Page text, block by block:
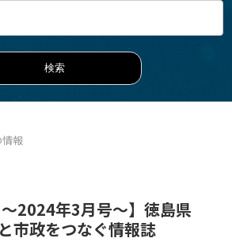
報
～2024年3月号～】徳島県
市政をつなぐ情報誌